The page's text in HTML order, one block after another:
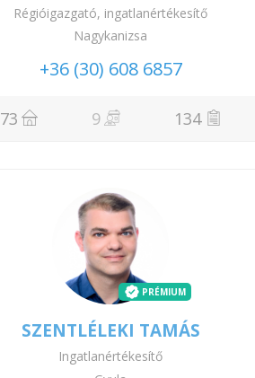
Régióigazgató, ingatlanértékesítő
Nagykanizsa
+36 (30) 608 6857
73 9 134
PRÉMIUM
SZENTLÉLEKI TAMÁS
Ingatlanértékesítő